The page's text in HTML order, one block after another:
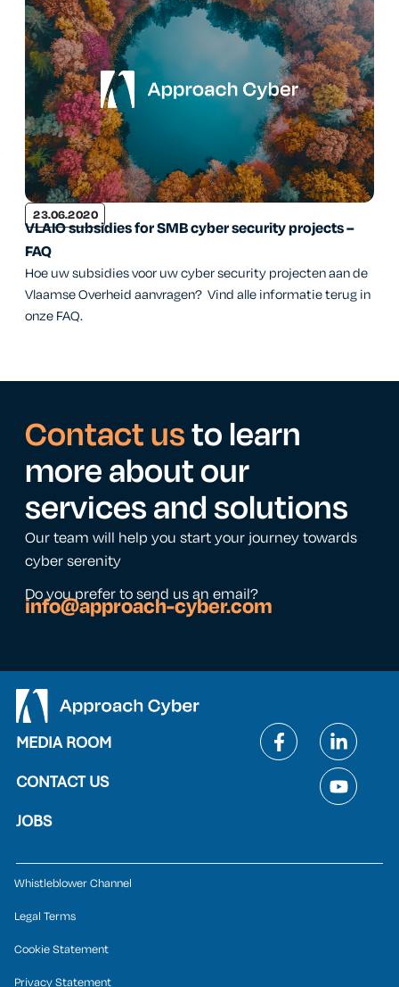
23.06.2020
VLAIO subsidies for SMB cyber security projects –
FAQ
Hoe uw subsidies voor uw cyber security projecten aan de
Vlaamse Overheid aanvragen? Vind alle informatie terug in
onze FAQ.
Contact usto learn
more about our
services and solutions
Our team will help you start your journey towards
cyber serenity
Do you prefer to send us an email?
info@approach-cyber.com
MEDIA ROOM
CONTACT US
JOBS
Whistleblower Channel
Legal Terms
Cookie Statement
Privacy Statement